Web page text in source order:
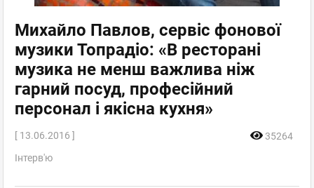
Михайло Павлов, сервіс фонової
музики Топрадіо: «В ресторані
музика не менш важлива ніж
гарний посуд, професійний
персонал і якісна кухня»
[ 13.06.2016 ]
35264
Інтерв'ю